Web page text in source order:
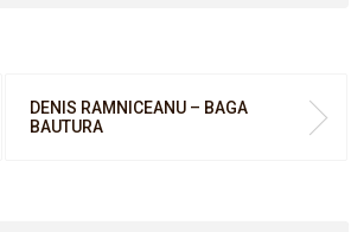
DENIS RAMNICEANU – BAGA
BAUTURA